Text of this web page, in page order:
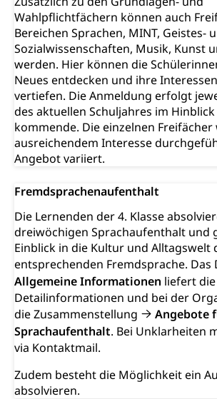
Wahlpflichtfächern können auch
Bereichen Sprachen, MINT, Geistes-
Sozialwissenschaften, Musik, Kunst
werden. Hier können die
Neues entdecken und ihre
vertiefen. Die Anmeldung erfolgt
des aktuellen Schuljahres im
kommende. Die einzelnen
ausreichendem Interesse
Angebot variiert.
Fremdsprachenaufenthalt
Die Lernenden der 4. Klasse
dreiwöchigen Sprachaufenthalt und
Einblick in die Kultur und Alltagswelt
entsprechenden Fremdsprache. Das
Allgemeine Informationen liefert die
Detailinformationen und bei der
die Zusammenstellung
Angebote
Sprachaufenthalt. Bei Unklarheiten
via Kontaktmail.
Zudem besteht die Möglichkeit ein
absolvieren.
Tabakprävention, Primärprävention,
Sekundärprävention, Tertiärprävention
Darmkrebsvorsorge
Kantonales
Prävention (Polizei)
Suchtprävention
Soziale Sicherheit
Sozialversicherungen, Sozialpolitik,
Arbeitslosenversicherung,
Mutterschaftsversicherung,
Unfallversicherung,
Sozialhilfe
Kranken- und
Krankenversicherung (WAS
Existenzsicherung -
Soziales und Gesellschaft
Opferhilfe
Arbeitslosenversicherung
Invalidenversicherung (WAS
Sucht und Drogen
Drogenabhängigkeit, Drogensucht,
Medikamentenabhängigkeit,
Arzneimittelabhängigkeit,
Drogenabhängige, Drogensüchtige,
Betäubungsmittel, Suchtmittel,
Fachstelle Sucht Region
Drogen (Polizei)
Sucht
Gesundheitsversorgung
Gesundheitsversorgung, Spital,
Ambulant vor stationär, AVOS,
AHV / IV
Sozialversicherung,
Pensionskasse, erste Säule, zweite